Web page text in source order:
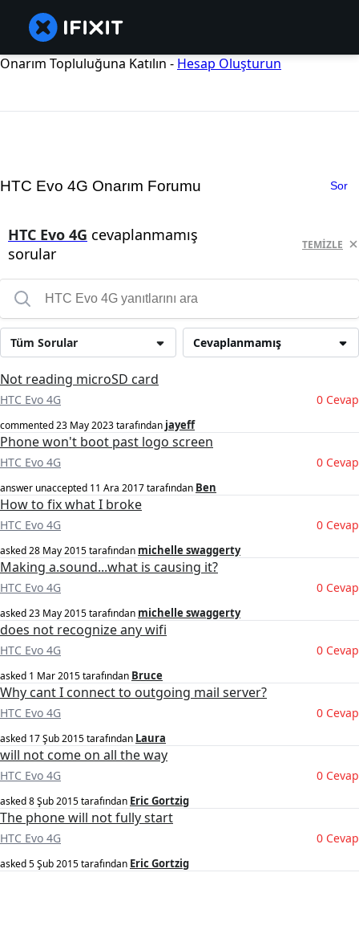
Onarım Topluluğuna Katılın - Hesap Oluşturun
HTC Evo 4G Onarım Forumu Sor
HTC Evo 4G cevaplanmamış
sorular
TEMIZLE
Cevaplanmamış
Tüm Sorular
Not reading microSD card
HTC Evo 4G 0 Cevap
commented23 May 2023tarafından jayeff
Phone won't boot past logo screen
HTC Evo 4G 0 Cevap
answer unaccepted 11 Ara 2017tarafından Ben
How to fix what I broke
HTC Evo 4G 0 Cevap
asked28 May 2015tarafından michelle swaggerty
Making a.sound...what is causing it?
HTC Evo 4G 0 Cevap
asked23 May 2015tarafından michelle swaggerty
does not recognize any wifi
HTC Evo 4G 0 Cevap
asked 1 Mar 2015tarafından Bruce
Why cant I connect to outgoing mail server?
HTC Evo 4G 0 Cevap
asked 17 Şub 2015tarafından Laura
will not come on all the way
HTC Evo 4G 0 Cevap
asked8 Şub 2015tarafından Eric Gortzig
The phone will not fully start
HTC Evo 4G 0 Cevap
asked5 Şub 2015tarafından Eric Gortzig